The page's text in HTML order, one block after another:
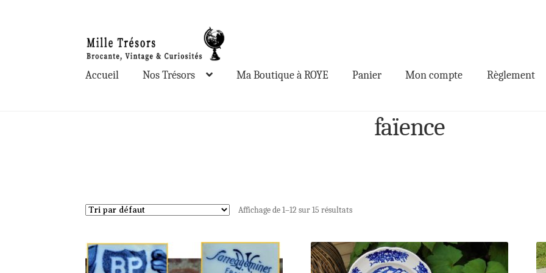
à
la
navigation
au
contenu
Accueil Nos Trésors Ma Boutique à ROYE Panier Mon compte Règlement
faïence
Affichage de 1–12 sur 15 résultats